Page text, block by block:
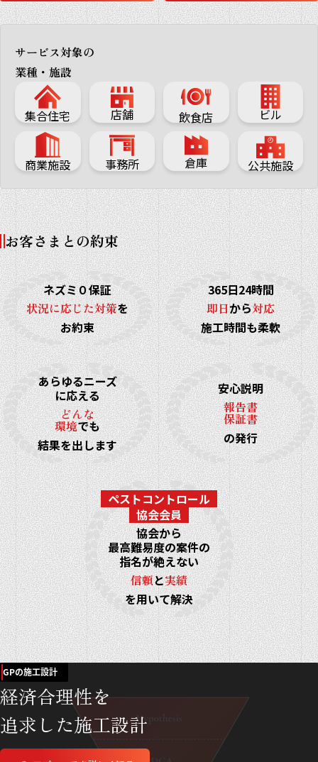
サービス対象の
業種・施設
集合住宅 店舗 飲食店 ビル
商業施設 事務所 倉庫 公共施設
お客さまとの約束
ネズミ０保証
状況に応じた対策を
お約束
365日24時間
即日から対応
施工時間も柔軟
あらゆるニーズ
に応える
どんな
環境でも
結果を出します
安心説明
報告書
保証書
の発行
ペストコントロール
協会会員
協会から
最高難易度の案件の
指名が絶えない
信頼と実績
を用いて解決
GPの施工設計
経済合理性を
追求した施工設計